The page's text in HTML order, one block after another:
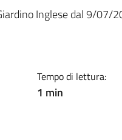
Inglese dal 9/07/
Tempo di lettura:
1 min